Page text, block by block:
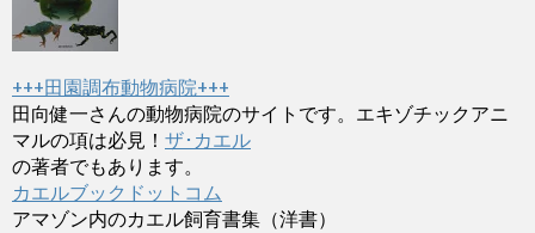
+++田園調布動物病院+++
田向健一さんの動物病院のサイトです。エキゾチックアニ
マルの項は必見！ ザ･カエル
の著者でもあります。
カエルブックドットコム
アマゾン内のカエル飼育書集（洋書）